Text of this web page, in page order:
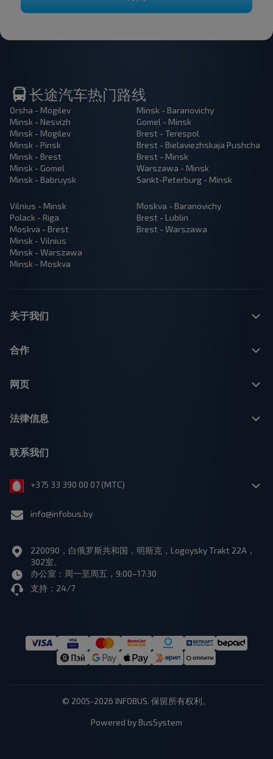
长途汽车热门路线
Orsha - Mogilev
Minsk - Nesvizh
Minsk - Mogilev
Minsk - Pinsk
Minsk - Brest
Minsk - Gomel
Minsk - Babruysk
Minsk - Baranovichy
Gomel - Minsk
Brest - Terespol
Brest - Bielaviezhskaja Pushcha
Brest - Minsk
Warszawa - Minsk
Sankt-Peterburg - Minsk
Vilnius - Minsk
Polack - Riga
Moskva - Brest
Minsk - Vilnius
Minsk - Warszawa
Minsk - Moskva
Moskva - Baranovichy
Brest - Lublin
Brest - Warszawa
关于我们
合作
网页
法律信息
联系我们
+375 33 390 00 07 (МТС)
info@infobus.by
220090，白俄罗斯共和国，明斯克，Logoysky Trakt 22A，
302室。
办公室：周一至周五，9:00–17:30
支持：24/7
© 2005-2026 INFOBUS. 保留所有权利。
Powered by BusSystem